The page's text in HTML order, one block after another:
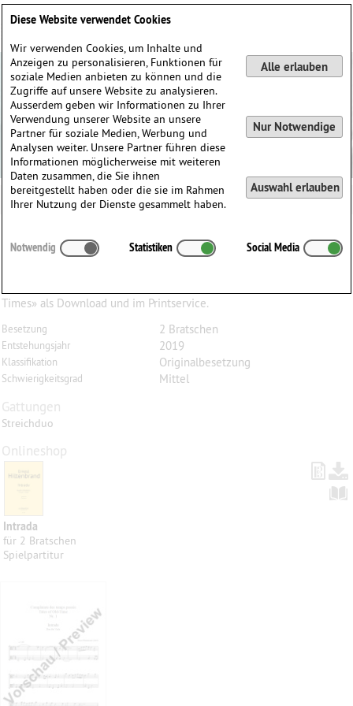
Intrada, Duo für 2 Bratschen
Times» als Download und im Printservice.
Besetzung 2 Bratschen
Entstehungsjahr 2019
Klassifikation Originalbesetzung
Schwierigkeitsgrad Mittel
Gattungen
Streichduo
Onlineshop
Intrada
für 2 Bratschen
Spielpartitur
Diese Website verwendet Cookies
Wir verwenden Cookies, um Inhalte und
Anzeigen zu personalisieren, Funktionen für
soziale Medien anbieten zu können und die
Zugriffe auf unsere Website zu analysieren.
Ausserdem geben wir Informationen zu Ihrer
Verwendung unserer Website an unsere
Partner für soziale Medien, Werbung und
Analysen weiter. Unsere Partner führen diese
Informationen möglicherweise mit weiteren
Daten zusammen, die Sie ihnen
bereitgestellt haben oder die sie im Rahmen
Ihrer Nutzung der Dienste gesammelt haben.
Alle erlauben
Nur Notwendige
Auswahl erlauben
Notwendig Statistiken Social Media